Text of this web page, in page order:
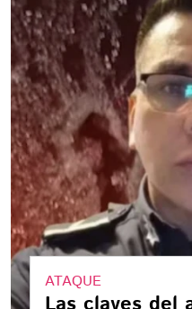
ATAQUE